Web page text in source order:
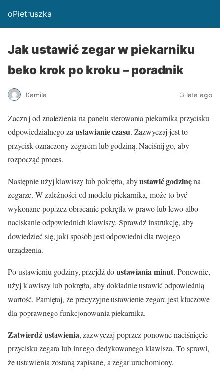
oPietruszka
Jak ustawić zegar w piekarniku
beko krok po kroku – poradnik
Kamila 3 lata ago
Zacznij od znalezienia na panelu sterowania piekarnika przycisku
odpowiedzialnego za ustawianie czasu. Zazwyczaj jest to
przycisk oznaczony zegarem lub godziną. Naciśnij go, aby
rozpocząć proces.
Następnie użyj klawiszy lub pokrętła, abyustawić godzinęna
zegarze. W zależności od modelu piekarnika, może to być
wykonane poprzez obracanie pokrętła w prawo lub lewo albo
naciskanie odpowiednich klawiszy. Sprawdź instrukcję, aby
dowiedzieć się, jaki sposób jest odpowiedni dla twojego
urządzenia.
Po ustawieniu godziny, przejdź doustawiania minut. Ponownie,
użyj klawiszy lub pokrętła, aby dokładnie ustawić odpowiednią
wartość. Pamiętaj, że precyzyjne ustawienie zegara jest kluczowe
dla poprawnego funkcjonowania piekarnika.
Zatwierdź ustawienia, zazwyczaj poprzez ponowne naciśnięcie
przycisku zegara lub innego dedykowanego klawisza. To sprawi,
że ustawienia zostaną zapisane, a zegar uruchomiony.